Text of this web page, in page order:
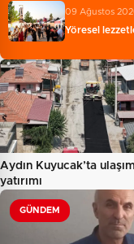
09 Ağustos
Yöresel
Aydın Kuyucak’ta ulaşım
yatırımı
GÜNDEM